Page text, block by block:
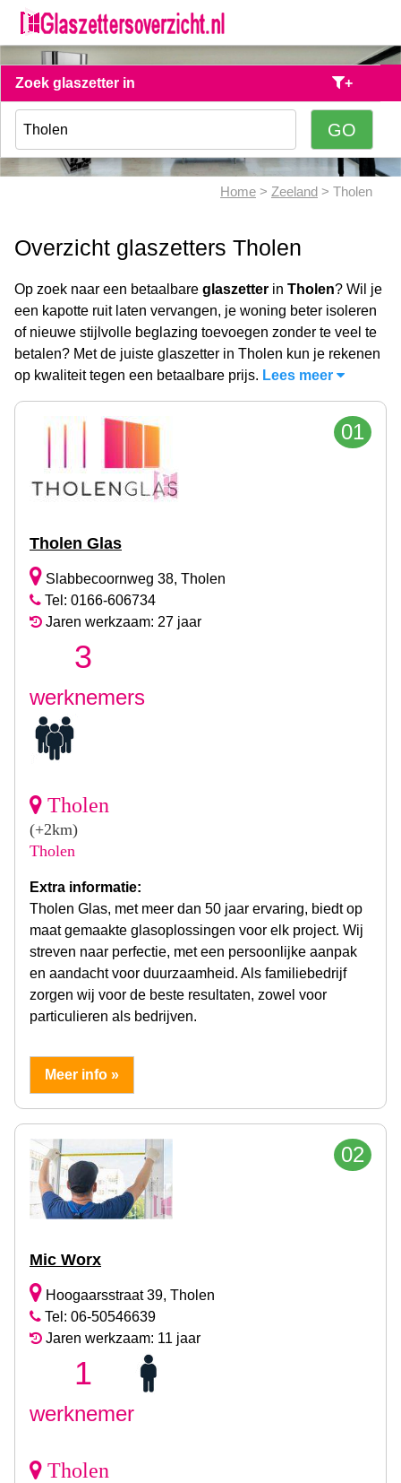
Zoek glaszetter in +
Home > Zeeland > Tholen
Overzicht glaszetters Tholen
Op zoek naar een betaalbare glaszetter in Tholen? Wil je
een kapotte ruit laten vervangen, je woning beter isoleren
of nieuwe stijlvolle beglazing toevoegen zonder te veel te
betalen? Met de juiste glaszetter in Tholen kun je rekenen
op kwaliteit tegen een betaalbare prijs. Lees meer
01
Tholen Glas
Slabbecoornweg 38, Tholen
Tel: 0166-606734
Jaren werkzaam: 27 jaar
3
werknemers
Tholen
(+2km)
Tholen
Extra informatie:
Tholen Glas, met meer dan 50 jaar ervaring, biedt op
maat gemaakte glasoplossingen voor elk project. Wij
streven naar perfectie, met een persoonlijke aanpak
en aandacht voor duurzaamheid. Als familiebedrijf
zorgen wij voor de beste resultaten, zowel voor
particulieren als bedrijven.
Meer info »
02
Mic Worx
Hoogaarsstraat 39, Tholen
Tel: 06-50546639
Jaren werkzaam: 11 jaar
1
werknemer
Tholen